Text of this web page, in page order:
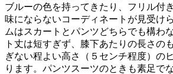
ブルーの色を持ってきたり、フリル付
味にならないコーディネートが見受け
ムはスカートとパンツどちらでも構わ
ト丈は短すぎず、膝下あたりの長さの
ぎない程よい高さ（５センチ程度）の
ります。パンツスーツのときも素足で